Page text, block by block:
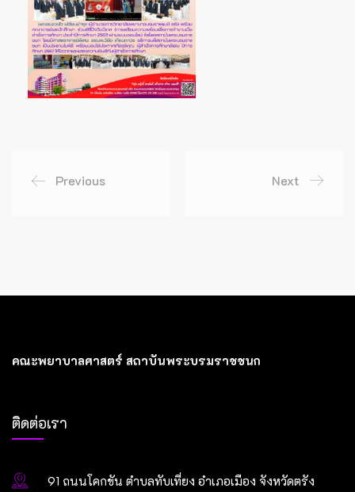
Previous Next
คณะพยาบาลศาสตร์ สถาบันพระบรมราชชนก
ติดต่อเรา
91 ถนนโคกขัน ตำบลทับเที่ยง อำเภอเมือง จังหวัดตรัง